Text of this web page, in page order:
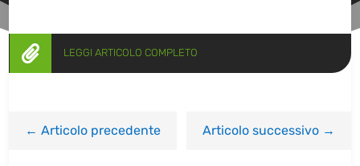
 LEGGI ARTICOLO COMPLETO
←Articolo precedente Articolo successivo→